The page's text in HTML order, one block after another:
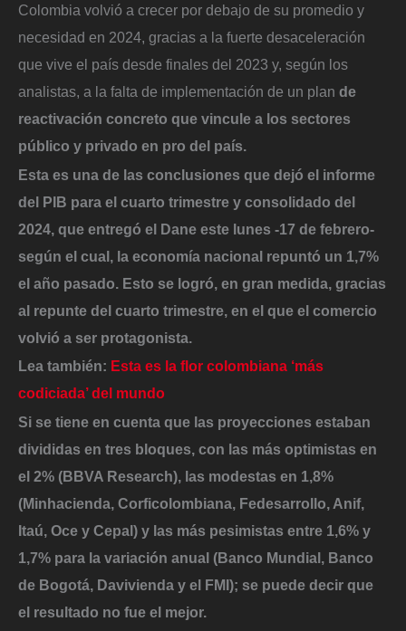
Colombia volvió a crecer por debajo de su promedio y
necesidad en 2024, gracias a la fuerte desaceleración
que vive el país desde finales del 2023 y, según los
analistas, a la falta de implementación de un plan de
reactivación concreto que vincule a los sectores
público y privado en pro del país.
Esta es una de las conclusiones que dejó el informe
del PIB para el cuarto trimestre y consolidado del
2024, que entregó el Dane este lunes -17 de febrero-
según el cual, la economía nacional repuntó un 1,7%
el año pasado. Esto se logró, en gran medida, gracias
al repunte del cuarto trimestre, en el que el comercio
volvió a ser protagonista.
Lea también: Esta es la flor colombiana ‘más
codiciada’ del mundo
Si se tiene en cuenta que las proyecciones estaban
divididas en tres bloques, con las más optimistas en
el 2% (BBVA Research), las modestas en 1,8%
(Minhacienda, Corficolombiana, Fedesarrollo, Anif,
Itaú, Oce y Cepal) y las más pesimistas entre 1,6% y
1,7% para la variación anual (Banco Mundial, Banco
de Bogotá, Davivienda y el FMI); se puede decir que
el resultado no fue el mejor.